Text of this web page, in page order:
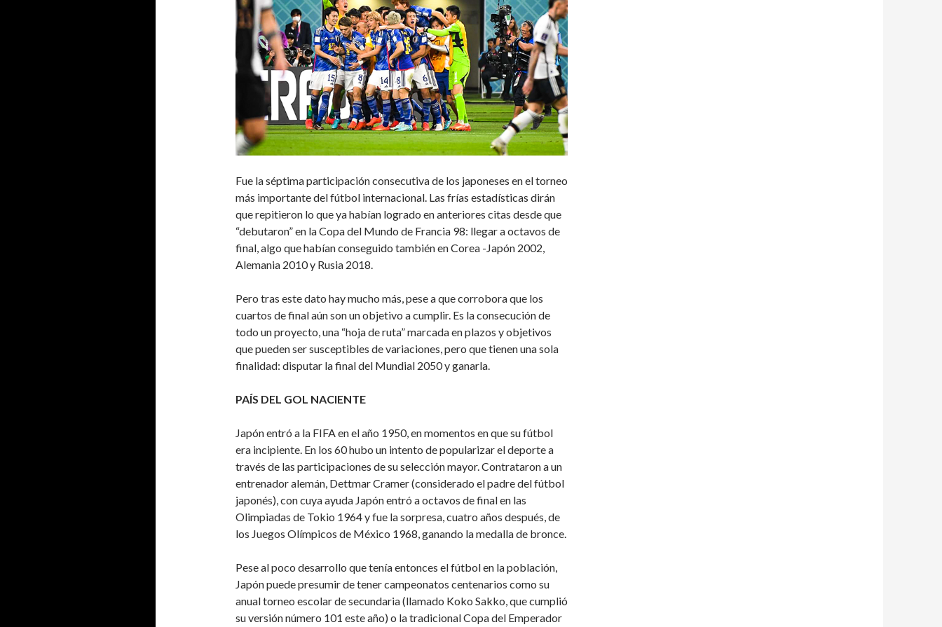
Fue la séptima participación consecutiva de los japoneses en el torneo
más importante del fútbol internacional. Las frías estadísticas dirán
que repitieron lo que ya habían logrado en anteriores citas desde que
“debutaron” en la Copa del Mundo de Francia 98: llegar a octavos de
final, algo que habían conseguido también en Corea -Japón 2002,
Alemania 2010 y Rusia 2018.
Pero tras este dato hay mucho más, pese a que corrobora que los
cuartos de final aún son un objetivo a cumplir. Es la consecución de
todo un proyecto, una “hoja de ruta” marcada en plazos y objetivos
que pueden ser susceptibles de variaciones, pero que tienen una sola
finalidad: disputar la final del Mundial 2050 y ganarla.
PAÍS DEL GOL NACIENTE
Japón entró a la FIFA en el año 1950, en momentos en que su fútbol
era incipiente. En los 60 hubo un intento de popularizar el deporte a
través de las participaciones de su selección mayor. Contrataron a un
entrenador alemán, Dettmar Cramer (considerado el padre del fútbol
japonés), con cuya ayuda Japón entró a octavos de final en las
Olimpiadas de Tokio 1964 y fue la sorpresa, cuatro años después, de
los Juegos Olímpicos de México 1968, ganando la medalla de bronce.
Pese al poco desarrollo que tenía entonces el fútbol en la población,
Japón puede presumir de tener campeonatos centenarios como su
anual torneo escolar de secundaria (llamado Koko Sakko, que cumplió
su versión número 101 este año) o la tradicional Copa del Emperador